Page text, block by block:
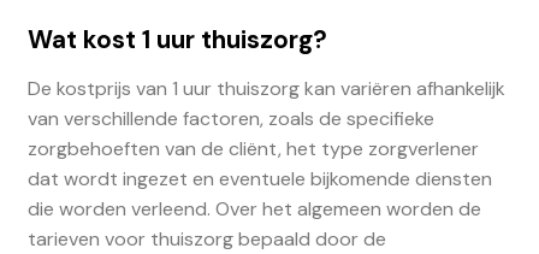
Wat kost 1 uur thuiszorg?
De kostprijs van 1 uur thuiszorg kan variëren afhankelijk
van verschillende factoren, zoals de specifieke
zorgbehoeften van de cliënt, het type zorgverlener
dat wordt ingezet en eventuele bijkomende diensten
die worden verleend. Over het algemeen worden de
tarieven voor thuiszorg bepaald door de